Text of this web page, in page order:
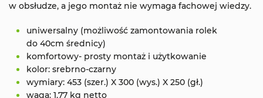
w obsłudze, a jego montaż nie wymaga fachowej wiedzy.
uniwersalny (możliwość zamontowania rolek
do 40cm średnicy)
komfortowy- prosty montaż i użytkowanie
kolor: srebrno-czarny
wymiary: 453 (szer.) X 300 (wys.) X 250 (gł.)
waga: 1,77 kg netto